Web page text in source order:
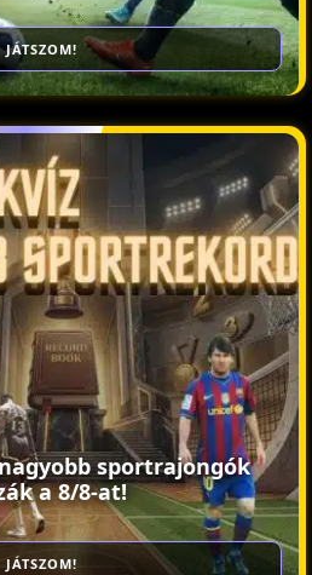
JÁTSZOM!
sportrajongók
a 8/8-at!
JÁTSZOM!